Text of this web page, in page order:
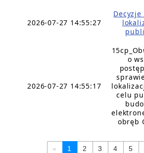
2026-07-27 14:55:27
2026-07-27 14:55:17
o
celu
obręb
« 1 2 3 4 5